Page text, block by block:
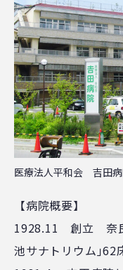
医療法人平和会 吉田病
【病院概要】
1928.11 創立 奈良
池サナトリウム｣62